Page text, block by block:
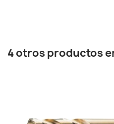
4 otros productos